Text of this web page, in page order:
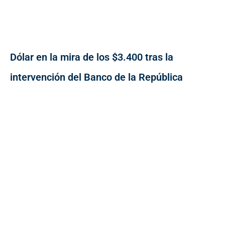
Dólar en la mira de los $3.400 tras la
intervención del Banco de la República